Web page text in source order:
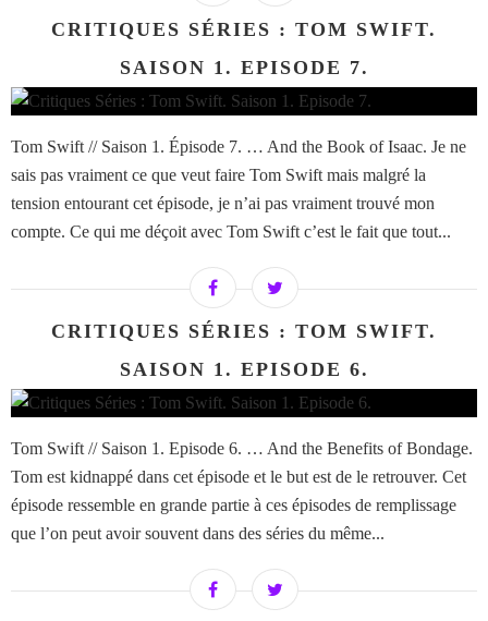
CRITIQUES SÉRIES : TOM SWIFT.
SAISON 1. EPISODE 7.
Tom Swift // Saison 1. Épisode 7. … And the Book of Isaac. Je ne
sais pas vraiment ce que veut faire Tom Swift mais malgré la
tension entourant cet épisode, je n’ai pas vraiment trouvé mon
compte. Ce qui me déçoit avec Tom Swift c’est le fait que tout...
CRITIQUES SÉRIES : TOM SWIFT.
SAISON 1. EPISODE 6.
Tom Swift // Saison 1. Episode 6. … And the Benefits of Bondage.
Tom est kidnappé dans cet épisode et le but est de le retrouver. Cet
épisode ressemble en grande partie à ces épisodes de remplissage
que l’on peut avoir souvent dans des séries du même...